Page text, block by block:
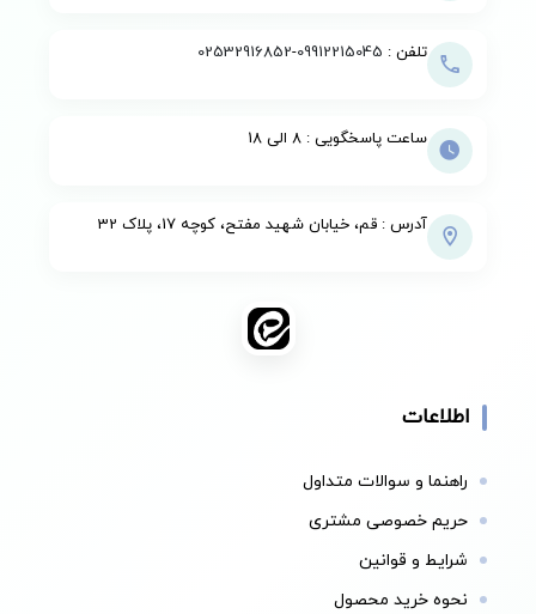
تلفن : 09912215045
-
02532916852
ساعت پاسخگویی : 8 الی 18
آدرس : قم، خیابان شهید مفتح، کوچه 17، پلاک 32
اطلاعات
راهنما و سوالات متداول
حریم خصوصی مشتری
شرایط و قوانین
نحوه خرید محصول